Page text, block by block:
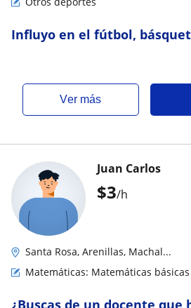
Influyo en el fútbol,
ver más
$3/h
Juan Carlos
Santa Rosa, Arenillas, Machal...
Matemáticas: Matemáticas básicas
¿Buscas de un docente que